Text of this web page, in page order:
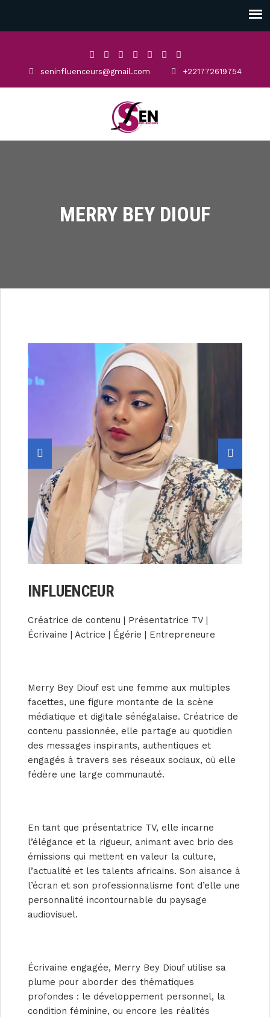
seninfluenceurs@gmail.com +221772619754
MERRY BEY DIOUF
INFLUENCEUR
Créatrice de contenu | Présentatrice TV |
Écrivaine | Actrice | Égérie | Entrepreneure
Merry Bey Diouf est une femme aux multiples
facettes, une figure montante de la scène
médiatique et digitale sénégalaise. Créatrice de
contenu passionnée, elle partage au quotidien
des messages inspirants, authentiques et
engagés à travers ses réseaux sociaux, où elle
fédère une large communauté.
En tant que présentatrice TV, elle incarne
l’élégance et la rigueur, animant avec brio des
émissions qui mettent en valeur la culture,
l’actualité et les talents africains. Son aisance à
l’écran et son professionnalisme font d’elle une
personnalité incontournable du paysage
audiovisuel.
Écrivaine engagée, Merry Bey Diouf utilise sa
plume pour aborder des thématiques
profondes : le développement personnel, la
condition féminine, ou encore les réalités